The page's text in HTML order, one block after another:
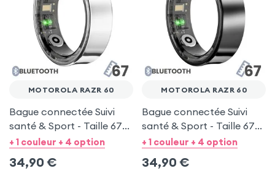
MOTOROLA RAZR 60
Bague connectée Suivi
santé & Sport - Taille 67
Argent
+ 1 couleur + 4 option
34,90 €
MOTOROLA RAZR 60
Bague connectée Suivi
santé & Sport - Taille 67
Noir
+ 1 couleur + 4 option
34,90 €